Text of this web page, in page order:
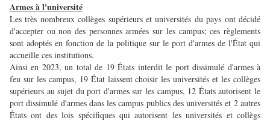
Armes à l'université
Les très nombreux collèges supérieurs et universités du pays ont décidé
d'accepter ou non des personnes armées sur les campus; ces règlements
sont adoptés en fonction de la politique sur le port d'armes de l'État qui
accueille ces institutions.
Ainsi en 2023, un total de 19 États interdit le port dissimulé d'armes à
feu sur les campus, 19 État laissent choisir les universités et les collèges
supérieurs au sujet du port d'armes sur les campus, 12 États autorisent le
port dissimulé d'armes dans les campus publics des universités et 2 autres
États ont des lois spécifiques qui autorisent les universités et collègs